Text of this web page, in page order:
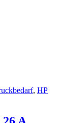
, HP